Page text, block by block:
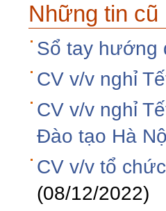
Những tin cũ
Sổ tay hướng
CV v/v nghỉ
CV v/v nghỉ
Đào tạo Hà
CV v/v tổ
(08/12/2022)